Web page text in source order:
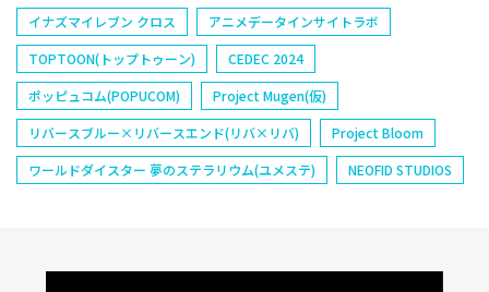
イナズマイレブン クロス
アニメデータインサイトラボ
TOPTOON(トップトゥーン)
CEDEC 2024
ポッピュコム(POPUCOM)
Project Mugen(仮)
リバースブルー×リバースエンド(リバ×リバ)
Project Bloom
ワールドダイスター 夢のステラリウム(ユメステ)
NEOFID STUDIOS